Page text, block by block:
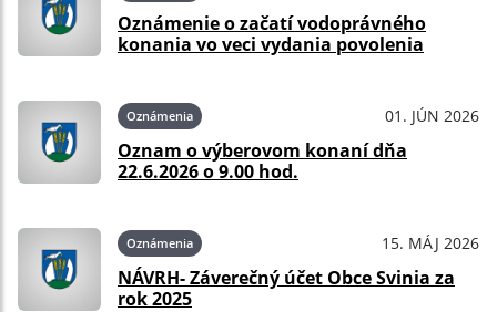
Oznámenie o začatí vodoprávného
konania vo veci vydania povolenia
Oznámenia 01. JÚN 2026
Oznam o výberovom konaní dňa
22.6.2026 o 9.00 hod.
Oznámenia 15. MÁJ 2026
NÁVRH- Záverečný účet Obce Svinia za
rok 2025